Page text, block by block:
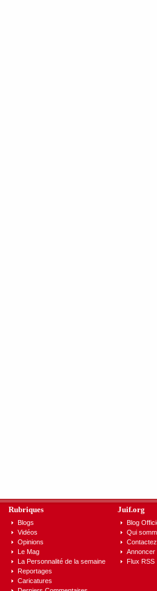
Rubriques
Blogs
Vidéos
Opinions
Le Mag
La Personnalité de la semaine
Reportages
Caricatures
Juif.org
Blog
Qui
Annoncer
Flux RSS